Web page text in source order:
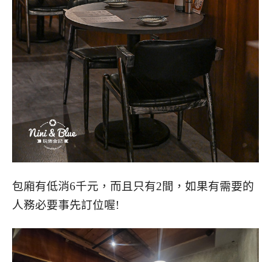
包廂有低消6千元，而且只有2間，如果有需要的
人務必要事先訂位喔!